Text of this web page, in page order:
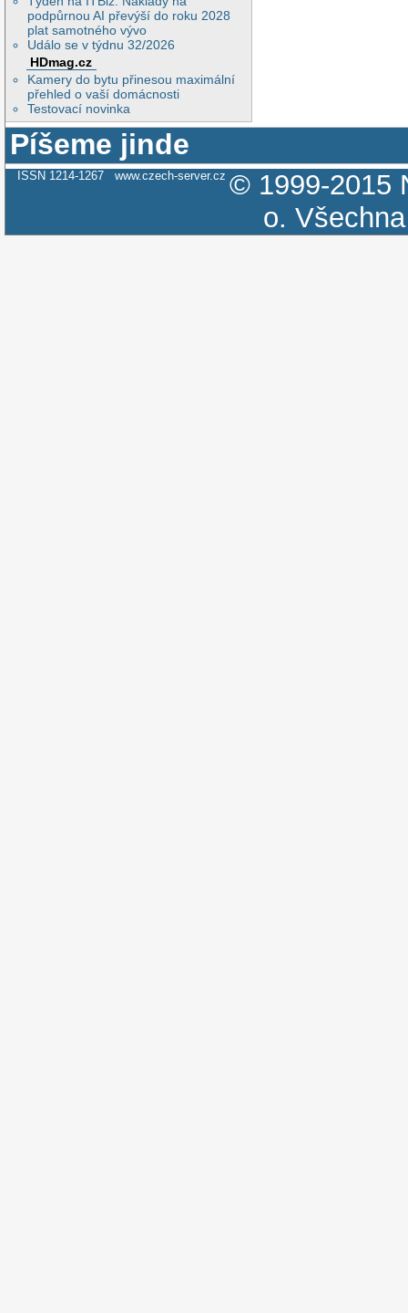
podpůrnou AI převýší do roku 2028
plat samotného vývo
Událo se v týdnu 32/2026
HDmag.cz
Kamery do bytu přinesou maximální
přehled o vaší domácnosti
Testovací novinka
Píšeme jinde
ISSN 1214-1267 www.czech-server.cz © 1999-2015
o.